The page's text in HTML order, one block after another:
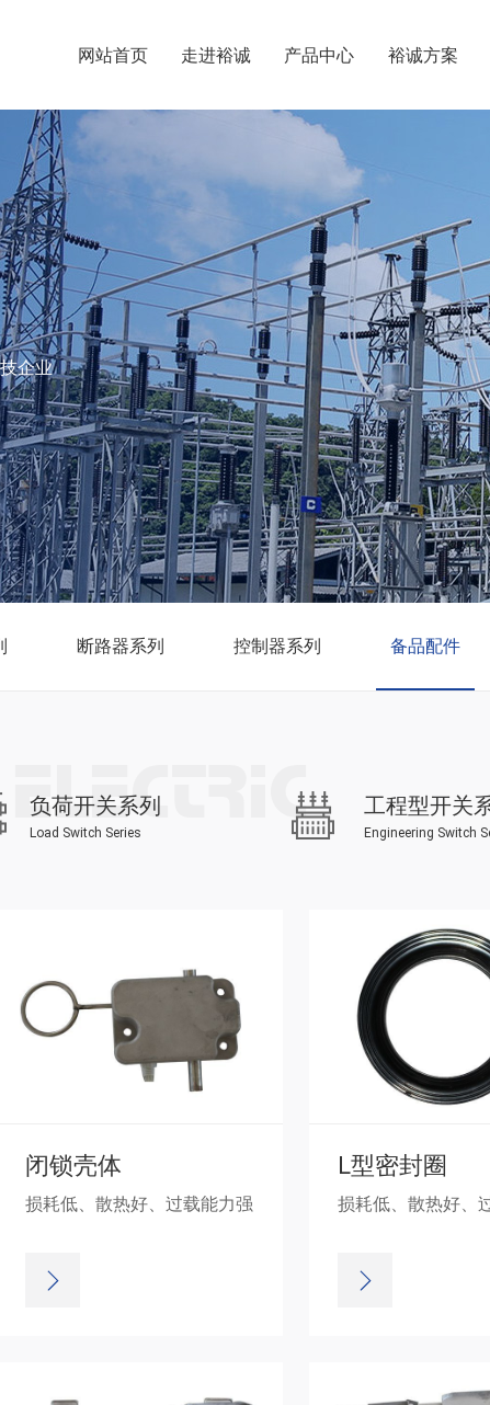
网站首页 走进裕诚 产品中心 裕诚方案
企业
断路器系列 控制器系列 备品配件
负荷开关系列
Load Switch Series
工程型开关
Engineering Switch
闭锁壳体
损耗低、散热好、过载能力强
L型密封圈
损耗低、散热好、